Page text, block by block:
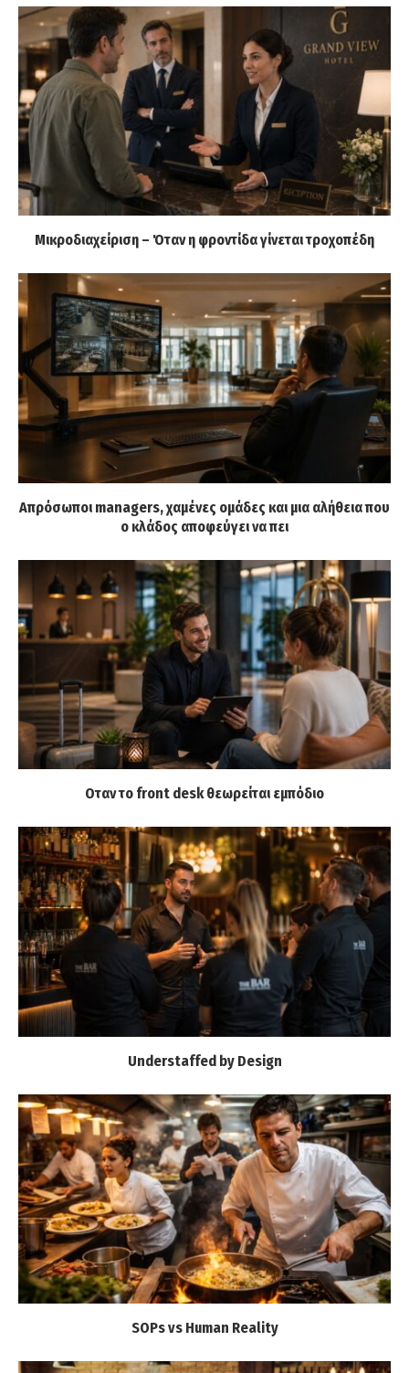
Μικροδιαχείριση – Όταν η φροντίδα γίνεται τροχοπέδη
Απρόσωποι managers, χαμένες ομάδες και μια αλήθεια που
ο κλάδος αποφεύγει να πει
Οταν το front desk θεωρείται εμπόδιο
Understaffed by Design
SOPs vs Human Reality